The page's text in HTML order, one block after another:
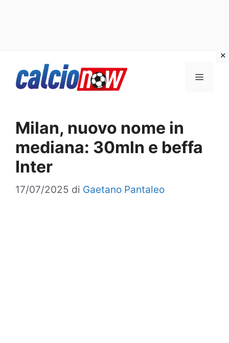
Menu
Milan, nuovo nome in
mediana: 30mln e beffa
Inter
17/07/2025 di Gaetano Pantaleo